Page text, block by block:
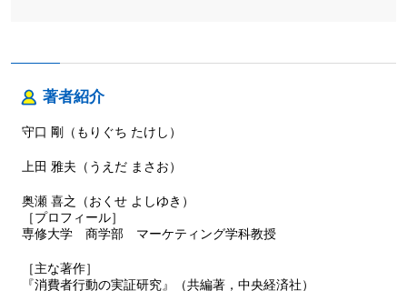
著者紹介
守口 剛（もりぐち たけし）
上田 雅夫（うえだ まさお）
奥瀬 喜之（おくせ よしゆき）
［プロフィール］
専修大学 商学部 マーケティング学科教授
［主な著作］
『消費者行動の実証研究』（共編著，中央経済社）